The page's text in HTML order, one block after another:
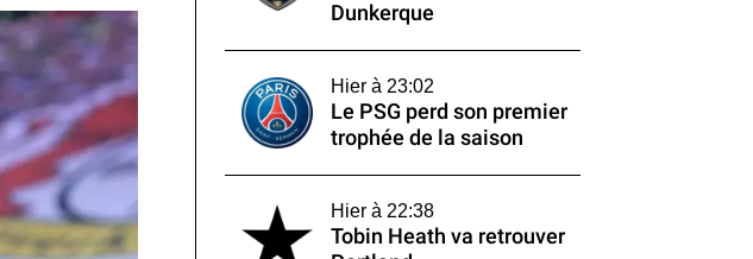
Dunkerque
Hier à 23:02
Le PSG perd son premier
trophée de la saison
Hier à 22:38
Tobin Heath va retrouver